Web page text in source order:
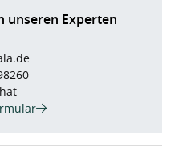
unseren Experten